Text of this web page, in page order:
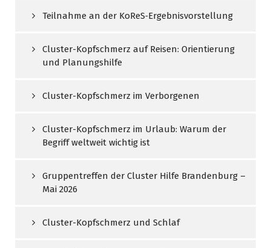
Teilnahme an der KoReS‑Ergebnisvorstellung
Cluster-Kopfschmerz auf Reisen: Orientierung
und Planungshilfe
Cluster-Kopfschmerz im Verborgenen
Cluster-Kopfschmerz im Urlaub: Warum der
Begriff weltweit wichtig ist
Gruppentreffen der Cluster Hilfe Brandenburg –
Mai 2026
Cluster-Kopfschmerz und Schlaf